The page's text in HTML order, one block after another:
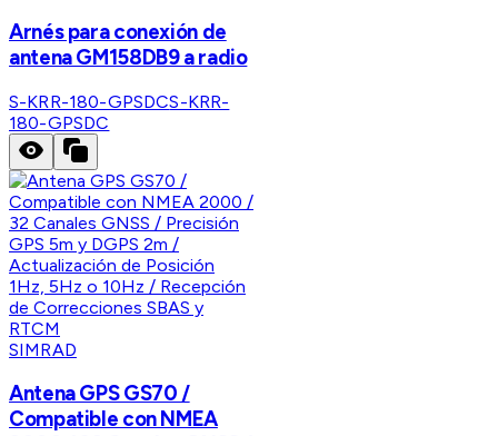
Arnés para conexión de
antena GM158DB9 a radio
S-KRR-180-GPSDCS-KRR-
180-GPSDC
SIMRAD
Antena GPS GS70 /
Compatible con NMEA